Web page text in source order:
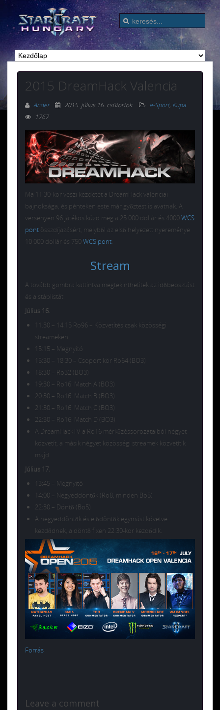
2015 DreamHack Valencia
Ander 2015. július 16. csütörtök. e-Sport, Kupa
1767
Ma 11:30-kor veszi kezdetét a DreamHack valenciai
bajnoksága, és pénteken este már győztest is avatnak. A
versenyen 96 játékos küzd meg a 25 000 dollár és 4000WCS
pont összdíjazásért, melyből az első helyezett nyereménye
10 000 dollár és 750WCS pont.
Stream
A tovább gombra kattintva megtekinthetitek az időbeosztást
és a stáblistát.
Július 16.
11.30 – 14:15 Ro96 – Közvetítés csak közösségi
streameken
15:15 – Megnyitó
15:30 – 18:30 – Csoport kör Ro64 (BO3)
18:30 – Ro32 (BO3)
19:30 – Ro16: Match A (BO3)
20:30 – Ro16: Match B (BO3)
21:30 – Ro16: Match C (BO3)
22:30 – Ro16: Match D (BO3)
A DreamHackTV a Ro16 mérkőzéssorozataiból négyet
közvetít, a másik négyet közösségi streamek közvetítik
majd.
Július 17.
13:45 – Megnyitó
14:00 – Negyeddöntők (Ro8, minden Bo5)
22:30 – Döntő (Bo5)
A negyeddöntők és elődöntők egymást követve
kezdődnek, a döntő fixen 22:30-kor kezdődik.
Forrás
Leave a comment